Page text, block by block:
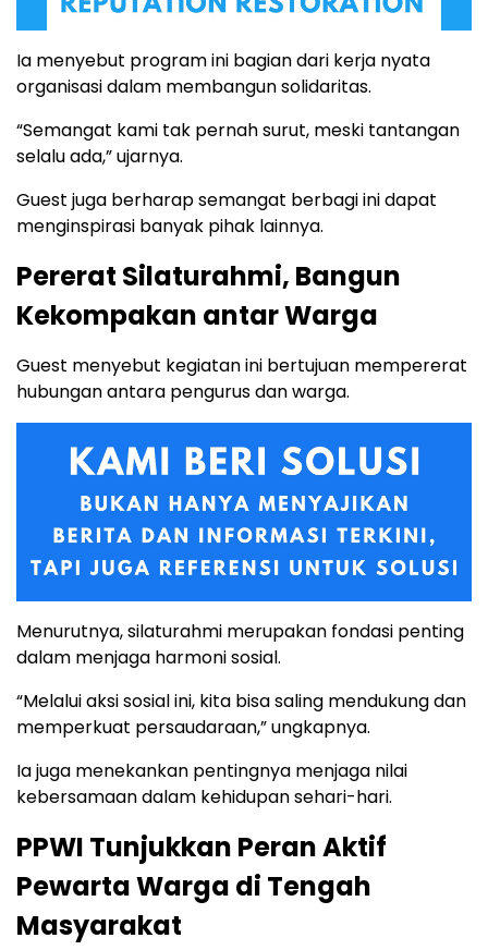
Ia menyebut program ini bagian dari kerja nyata
organisasi dalam membangun solidaritas.
“Semangat kami tak pernah surut, meski tantangan
selalu ada,” ujarnya.
Guest juga berharap semangat berbagi ini dapat
menginspirasi banyak pihak lainnya.
Pererat Silaturahmi, Bangun
Kekompakan antar Warga
Guest menyebut kegiatan ini bertujuan mempererat
hubungan antara pengurus dan warga.
Menurutnya, silaturahmi merupakan fondasi penting
dalam menjaga harmoni sosial.
“Melalui aksi sosial ini, kita bisa saling mendukung dan
memperkuat persaudaraan,” ungkapnya.
Ia juga menekankan pentingnya menjaga nilai
kebersamaan dalam kehidupan sehari-hari.
PPWI Tunjukkan Peran Aktif
Pewarta Warga di Tengah
Masyarakat